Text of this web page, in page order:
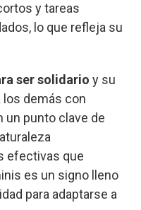
y tareas
lo que refleja su
ser solidario y su
los demás con
un punto clave de
efectivas que
es un signo lleno
para adaptarse a